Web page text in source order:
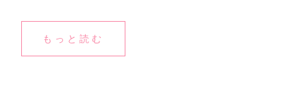
もっと読む